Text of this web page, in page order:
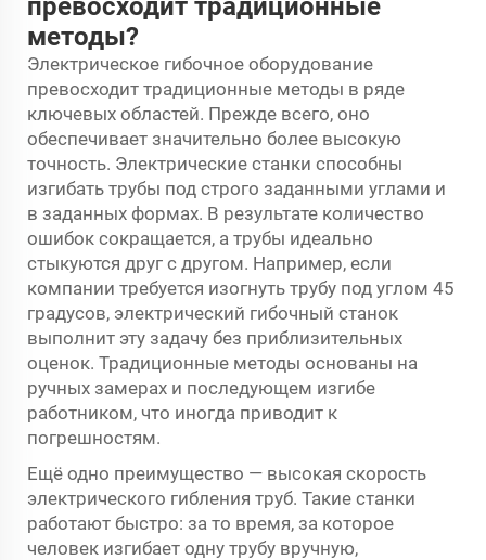
методы?
Электрическое гибочное оборудование
превосходит традиционные методы в ряде
ключевых областей. Прежде всего, оно
обеспечивает значительно более высокую
точность. Электрические станки способны
изгибать трубы под строго заданными углами и
в заданных формах. В результате количество
ошибок сокращается, а трубы идеально
стыкуются друг с другом. Например, если
компании требуется изогнуть трубу под углом 45
градусов, электрический гибочный станок
выполнит эту задачу без приблизительных
оценок. Традиционные методы основаны на
ручных замерах и последующем изгибе
работником, что иногда приводит к
погрешностям.
Ещё одно преимущество — высокая скорость
электрического гибления труб. Такие станки
работают быстро: за то время, за которое
человек изгибает одну трубу вручную,